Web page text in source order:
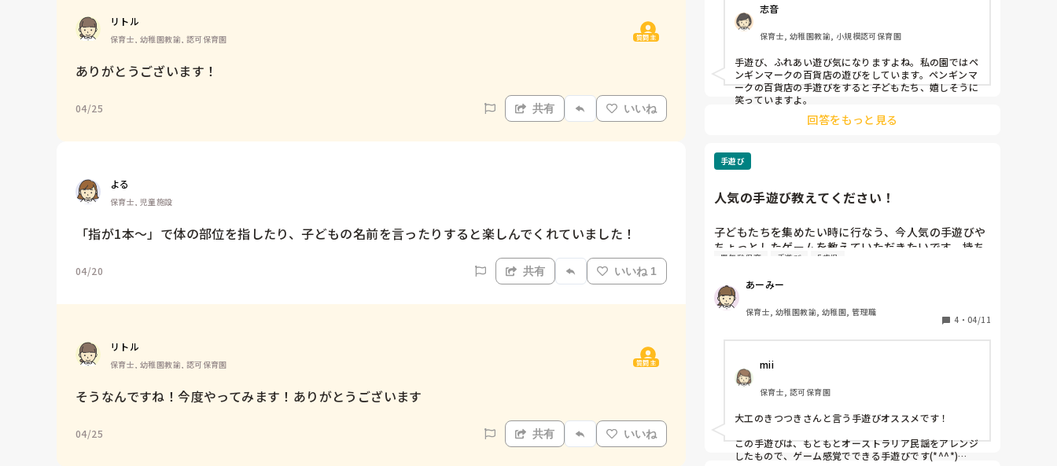
リトル
保育士, 幼稚園教諭, 認可保育園 質問主
ありがとうございます！
04/25 共有 いいね
よる
保育士, 児童施設
「指が1本〜」で体の部位を指したり、子どもの名前を言ったりすると楽しんでくれていました！
04/20 共有 いいね 1
リトル
保育士, 幼稚園教諭, 認可保育園 質問主
そうなんですね！今度やってみます！ありがとうございます
04/25 共有 いいね
グーチョキパー
宇宙人
トントントントンアンパンマン
三匹のこぶた
おべんとう箱
ピカチュウ
一本橋こちょこちょ
洗濯機
ぱんコネ
などすると喜んでやっていました。
志音
保育士, 幼稚園教諭, 小規模認可保育園
手遊び、ふれあい遊び気になりますよね。私の園ではペ
ンギンマークの百貨店の遊びをしています。ペンギンマ
ークの百貨店の手遊びをすると子どもたち、嬉しそうに
笑っていますよ。
回答をもっと見る
手遊び
人気の手遊び教えてください！
子どもたちを集めたい時に行なう、今人気の手遊びや
ちょっとしたゲームを教えていただきたいです。持ち
ネタを中々増やせず同じものばかりしてしまいます。
す．
異年齢保育 手遊び 5歳児
あーみー
保育士, 幼稚園教諭, 幼稚園, 管理職
4 ・ 04/11
mii
保育士, 認可保育園
大工のきつつきさんと言う手遊びオススメです！
この手遊びは、もともとオーストラリア民謡をアレンジ
したもので、ゲーム感覚でできる手遊びです(*^^*)